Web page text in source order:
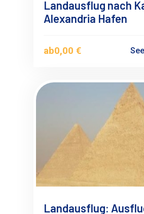
Landausflug nach
Alexandria Hafen
ab0,00 €
Landausflug: